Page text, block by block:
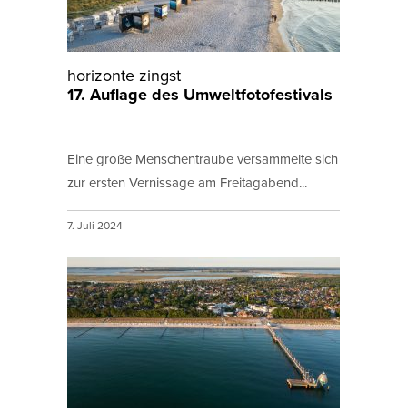
horizonte zingst
17. Auflage des Umweltfotofestivals
Eine große Menschentraube versammelte sich
zur ersten Vernissage am Freitagabend...
7. Juli 2024